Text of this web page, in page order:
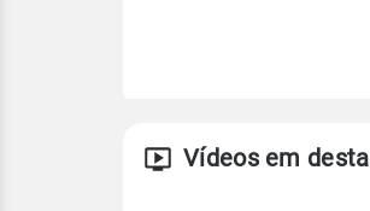
Vídeos em